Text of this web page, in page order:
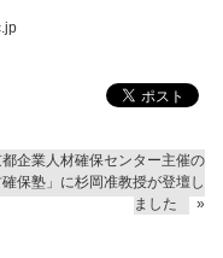
企業人材確保センター主催の
確保塾」に杉岡准教授が登壇し
ました
»